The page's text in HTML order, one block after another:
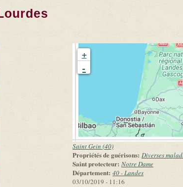
+
-
Saint Gein (40)
Propriétés de guérisons: Diverses
Saint protecteur: Notre Dame
Département: 40 - Landes
03/10/2019 - 11:16